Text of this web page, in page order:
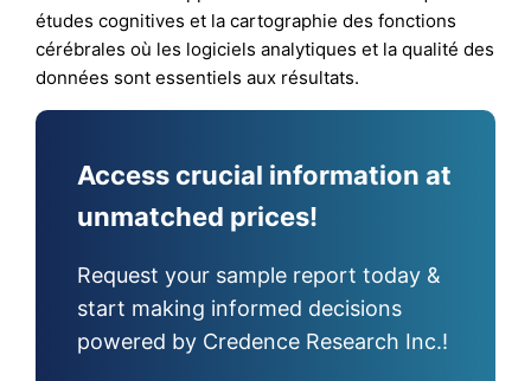
études cognitives et la cartographie des fonctions
cérébrales où les logiciels analytiques et la qualité des
données sont essentiels aux résultats.
Access crucial information at
unmatched prices!
Request your sample report today &
start making informed decisions
powered by Credence Research Inc.!